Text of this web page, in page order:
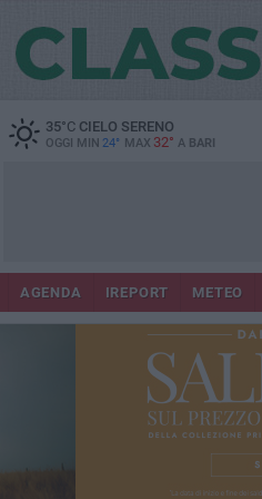
35°CCIELO SERENO
OGGI MIN 24° MAX 32° A BARI
AGENDA IREPORT METEO